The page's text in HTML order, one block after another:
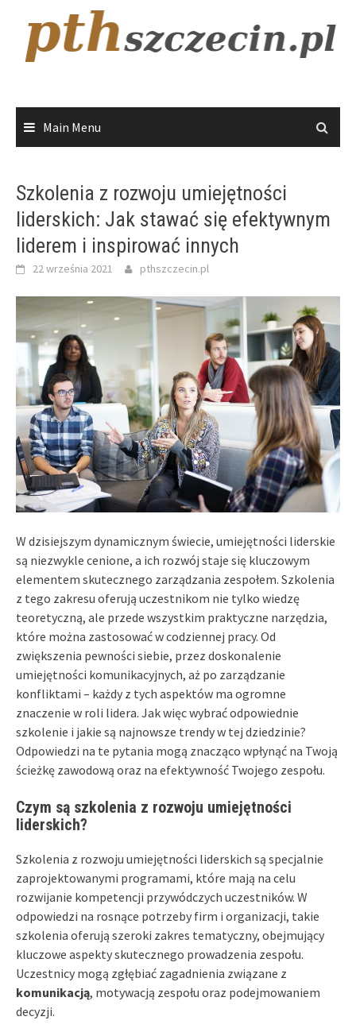
content
Main Menu
Szkolenia z rozwoju umiejętności
liderskich: Jak stawać się efektywnym
liderem i inspirować innych
22 września 2021 pthszczecin.pl
W dzisiejszym dynamicznym świecie, umiejętności liderskie
są niezwykle cenione, a ich rozwój staje się kluczowym
elementem skutecznego zarządzania zespołem. Szkolenia
z tego zakresu oferują uczestnikom nie tylko wiedzę
teoretyczną, ale przede wszystkim praktyczne narzędzia,
które można zastosować w codziennej pracy. Od
zwiększenia pewności siebie, przez doskonalenie
umiejętności komunikacyjnych, aż po zarządzanie
konfliktami – każdy z tych aspektów ma ogromne
znaczenie w roli lidera. Jak więc wybrać odpowiednie
szkolenie i jakie są najnowsze trendy w tej dziedzinie?
Odpowiedzi na te pytania mogą znacząco wpłynąć na Twoją
ścieżkę zawodową oraz na efektywność Twojego zespołu.
Czym są szkolenia z rozwoju umiejętności
liderskich?
Szkolenia z rozwoju umiejętności liderskich są specjalnie
zaprojektowanymi programami, które mają na celu
rozwijanie kompetencji przywódczych uczestników. W
odpowiedzi na rosnące potrzeby firm i organizacji, takie
szkolenia oferują szeroki zakres tematyczny, obejmujący
kluczowe aspekty skutecznego prowadzenia zespołu.
Uczestnicy mogą zgłębiać zagadnienia związane z
komunikacją, motywacją zespołu oraz podejmowaniem
decyzji.